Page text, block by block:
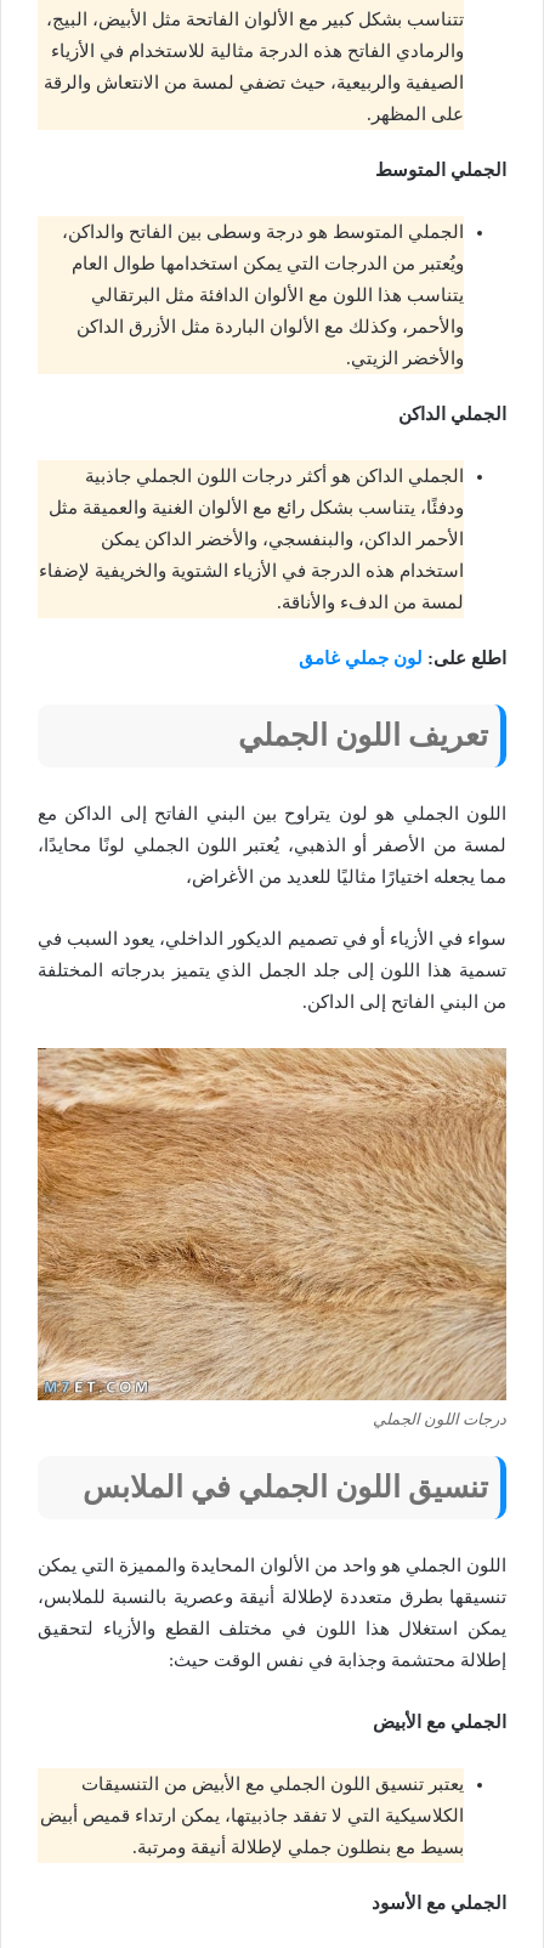
تتناسب بشكل كبير مع الألوان الفاتحة مثل الأبيض، البيج،
والرمادي الفاتح هذه الدرجة مثالية للاستخدام في الأزياء
الصيفية والربيعية، حيث تضفي لمسة من الانتعاش والرقة
على المظهر.
الجملي المتوسط
الجملي المتوسط هو درجة وسطى بين الفاتح والداكن،
ويُعتبر من الدرجات التي يمكن استخدامها طوال العام
يتناسب هذا اللون مع الألوان الدافئة مثل البرتقالي
والأحمر، وكذلك مع الألوان الباردة مثل الأزرق الداكن
والأخضر الزيتي.
الجملي الداكن
الجملي الداكن هو أكثر درجات اللون الجملي جاذبية
ودفئًا، يتناسب بشكل رائع مع الألوان الغنية والعميقة مثل
الأحمر الداكن، والبنفسجي، والأخضر الداكن يمكن
استخدام هذه الدرجة في الأزياء الشتوية والخريفية لإضفاء
لمسة من الدفء والأناقة.
اطلع على: لون جملي غامق
تعريف اللون الجملي
اللون الجملي هو لون يتراوح بين البني الفاتح إلى الداكن مع
لمسة من الأصفر أو الذهبي، يُعتبر اللون الجملي لونًا محايدًا،
مما يجعله اختيارًا مثاليًا للعديد من الأغراض،
سواء في الأزياء أو في تصميم الديكور الداخلي، يعود السبب في
تسمية هذا اللون إلى جلد الجمل الذي يتميز بدرجاته المختلفة
من البني الفاتح إلى الداكن.
درجات اللون الجملي
تنسيق اللون الجملي في الملابس
اللون الجملي هو واحد من الألوان المحايدة والمميزة التي يمكن
تنسيقها بطرق متعددة لإطلالة أنيقة وعصرية بالنسبة للملابس،
يمكن استغلال هذا اللون في مختلف القطع والأزياء لتحقيق
إطلالة محتشمة وجذابة في نفس الوقت حيث:
الجملي مع الأبيض
يعتبر تنسيق اللون الجملي مع الأبيض من التنسيقات
الكلاسيكية التي لا تفقد جاذبيتها، يمكن ارتداء قميص أبيض
بسيط مع بنطلون جملي لإطلالة أنيقة ومرتبة.
الجملي مع الأسود